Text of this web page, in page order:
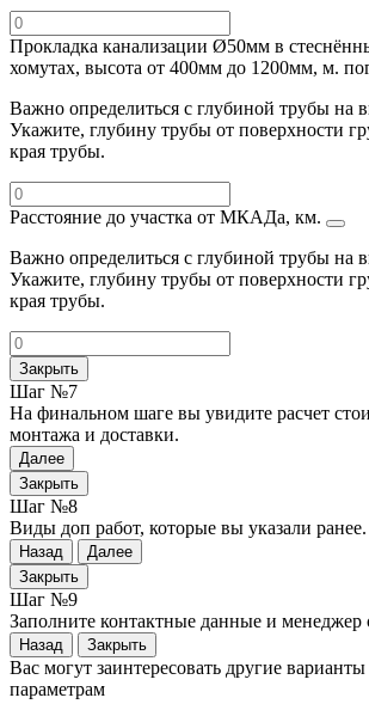
Прокладка канализации Ø50мм в
хомутах, высота от 400мм до 1200мм, м.
Важно определиться с глубиной трубы на
Укажите, глубину трубы от поверхности
края трубы.
Расстояние до участка от МКАДа, км.
Важно определиться с глубиной трубы на
Укажите, глубину трубы от поверхности
края трубы.
Закрыть
Шаг №7
На финальном шаге вы увидите расчет
монтажа и доставки.
Далее
Закрыть
Шаг №8
Виды доп работ, которые вы указали ранее.
Назад
Далее
Закрыть
Шаг №9
Заполните контактные данные и менеджер
Назад Закрыть
Вас могут заинтересовать другие
параметрам